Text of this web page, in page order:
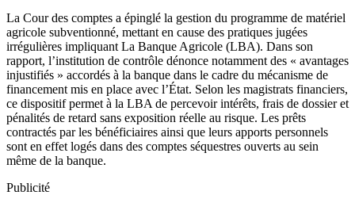
La Cour des comptes a épinglé la gestion du programme de matériel
agricole subventionné, mettant en cause des pratiques jugées
irrégulières impliquant La Banque Agricole (LBA). Dans son
rapport, l’institution de contrôle dénonce notamment des « avantages
injustifiés » accordés à la banque dans le cadre du mécanisme de
financement mis en place avec l’État. Selon les magistrats financiers,
ce dispositif permet à la LBA de percevoir intérêts, frais de dossier et
pénalités de retard sans exposition réelle au risque. Les prêts
contractés par les bénéficiaires ainsi que leurs apports personnels
sont en effet logés dans des comptes séquestres ouverts au sein
même de la banque.
Publicité